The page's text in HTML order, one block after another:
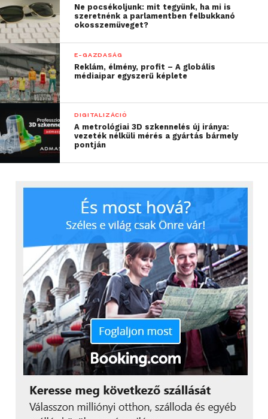
Ne pocsékoljunk: mit tegyünk, ha mi is
szeretnénk a parlamentben felbukkanó
okosszemüveget?
E-GAZDASÁG
Reklám, élmény, profit – A globális
médiaipar egyszerű képlete
DIGITALIZÁCIÓ
A metrológiai 3D szkennelés új iránya:
vezeték nélküli mérés a gyártás bármely
pontján